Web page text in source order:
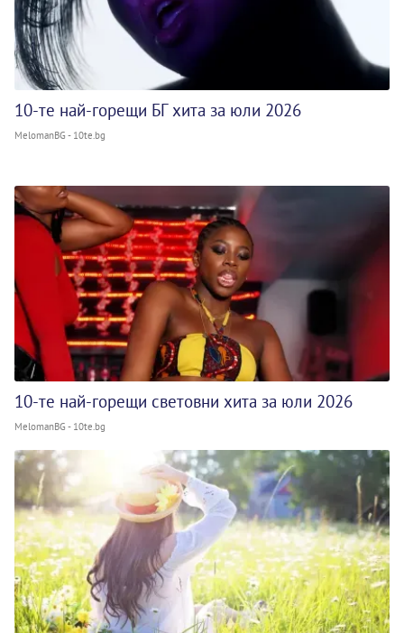
10-те най-горещи БГ хита за юли 2026
MelomanBG - 10te.bg
10-те най-горещи световни хита за юли 2026
MelomanBG - 10te.bg